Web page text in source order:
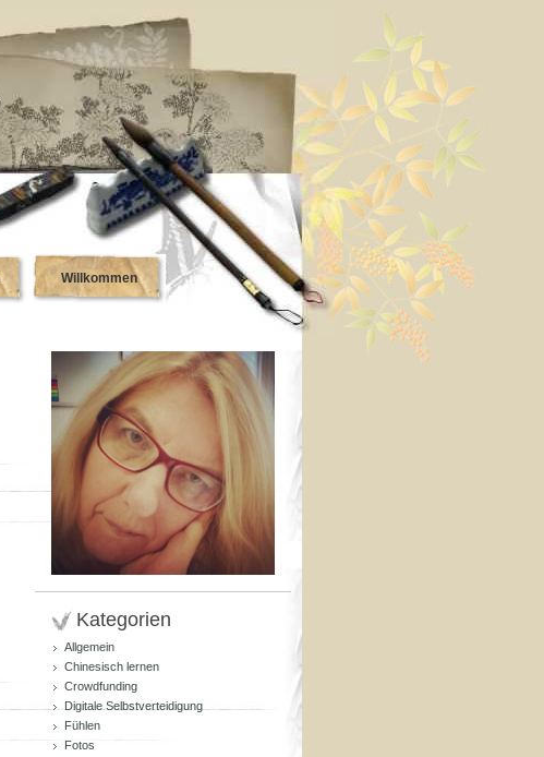
Willkommen
Kategorien
Allgemein
Chinesisch lernen
Crowdfunding
Digitale Selbstverteidigung
Fühlen
Fotos